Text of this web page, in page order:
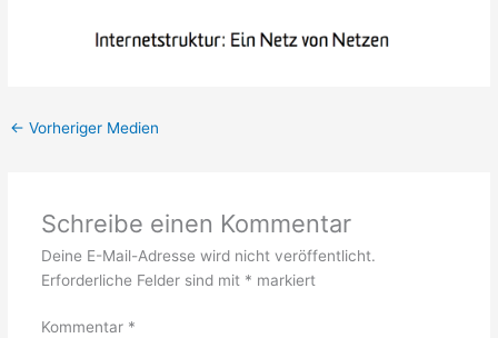
← Vorheriger Medien
Schreibe einen Kommentar
Deine E-Mail-Adresse wird nicht veröffentlicht.
Erforderliche Felder sind mit * markiert
Kommentar *